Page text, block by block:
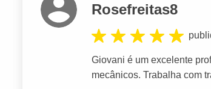
Rosefreitas8
Giovani é um excelente
mecânicos. Trabalha com